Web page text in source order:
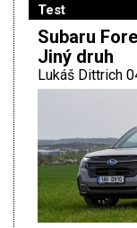
Test
Subaru
Jiný druh
Lukáš Dittrich